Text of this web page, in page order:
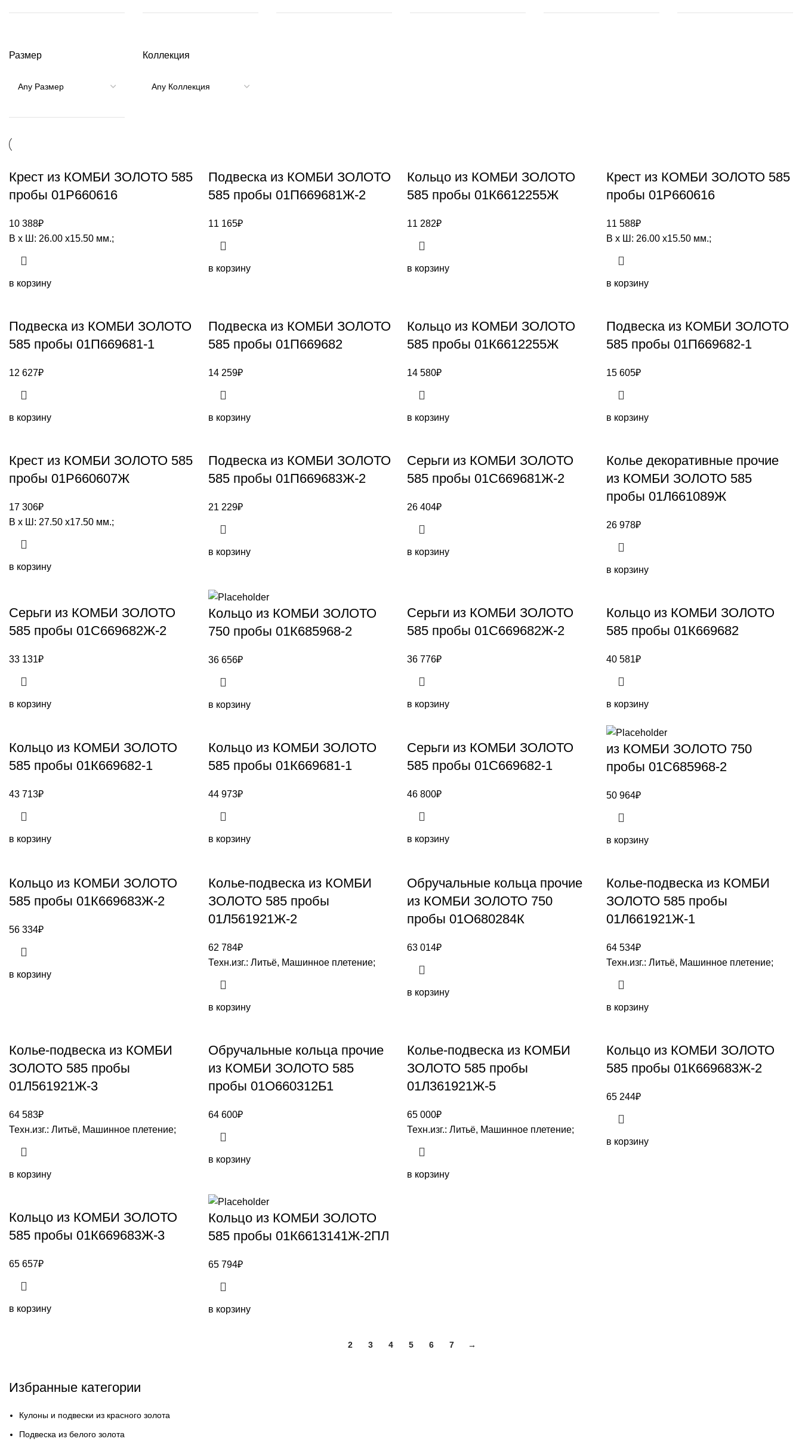
Размер Коллекция
Крест из КОМБИ ЗОЛОТО 585
пробы 01Р660616
10 388₽
В х Ш: 26.00 х15.50 мм.;
в корзину
Подвеска из КОМБИ ЗОЛОТО
585 пробы 01П669681Ж-2
11 165₽
в корзину
Кольцо из КОМБИ ЗОЛОТО
585 пробы 01К6612255Ж
11 282₽
в корзину
Крест из КОМБИ ЗОЛОТО 585
пробы 01Р660616
11 588₽
В х Ш: 26.00 х15.50 мм.;
в корзину
Подвеска из КОМБИ ЗОЛОТО
585 пробы 01П669681-1
12 627₽
в корзину
Подвеска из КОМБИ ЗОЛОТО
585 пробы 01П669682
14 259₽
в корзину
Кольцо из КОМБИ ЗОЛОТО
585 пробы 01К6612255Ж
14 580₽
в корзину
Подвеска из КОМБИ ЗОЛОТО
585 пробы 01П669682-1
15 605₽
в корзину
Крест из КОМБИ ЗОЛОТО 585
пробы 01Р660607Ж
17 306₽
В х Ш: 27.50 х17.50 мм.;
в корзину
Подвеска из КОМБИ ЗОЛОТО
585 пробы 01П669683Ж-2
21 229₽
в корзину
Серьги из КОМБИ ЗОЛОТО
585 пробы 01С669681Ж-2
26 404₽
в корзину
Колье декоративные прочие
из КОМБИ ЗОЛОТО 585
пробы 01Л661089Ж
26 978₽
в корзину
Серьги из КОМБИ ЗОЛОТО
585 пробы 01С669682Ж-2
33 131₽
в корзину
Кольцо из КОМБИ ЗОЛОТО
750 пробы 01К685968-2
36 656₽
в корзину
Серьги из КОМБИ ЗОЛОТО
585 пробы 01С669682Ж-2
36 776₽
в корзину
Кольцо из КОМБИ ЗОЛОТО
585 пробы 01К669682
40 581₽
в корзину
Кольцо из КОМБИ ЗОЛОТО
585 пробы 01К669682-1
43 713₽
в корзину
Кольцо из КОМБИ ЗОЛОТО
585 пробы 01К669681-1
44 973₽
в корзину
Серьги из КОМБИ ЗОЛОТО
585 пробы 01С669682-1
46 800₽
в корзину
из КОМБИ ЗОЛОТО 750
пробы 01С685968-2
50 964₽
в корзину
Кольцо из КОМБИ ЗОЛОТО
585 пробы 01К669683Ж-2
56 334₽
в корзину
Колье-подвеска из КОМБИ
ЗОЛОТО 585 пробы
01Л561921Ж-2
62 784₽
Техн.изг.: Литьё, Машинное плетение;
в корзину
Обручальные кольца прочие
из КОМБИ ЗОЛОТО 750
пробы 01О680284К
63 014₽
в корзину
Колье-подвеска из КОМБИ
ЗОЛОТО 585 пробы
01Л661921Ж-1
64 534₽
Техн.изг.: Литьё, Машинное плетение;
в корзину
Колье-подвеска из КОМБИ
ЗОЛОТО 585 пробы
01Л561921Ж-3
64 583₽
Техн.изг.: Литьё, Машинное плетение;
в корзину
Обручальные кольца прочие
из КОМБИ ЗОЛОТО 585
пробы 01О660312Б1
64 600₽
в корзину
Колье-подвеска из КОМБИ
ЗОЛОТО 585 пробы
01Л361921Ж-5
65 000₽
Техн.изг.: Литьё, Машинное плетение;
в корзину
Кольцо из КОМБИ ЗОЛОТО
585 пробы 01К669683Ж-2
65 244₽
в корзину
Кольцо из КОМБИ ЗОЛОТО
585 пробы 01К669683Ж-3
65 657₽
в корзину
Кольцо из КОМБИ ЗОЛОТО
585 пробы 01К6613141Ж-2ПЛ
65 794₽
в корзину
2 3 4 5 6 7 →
Избранные категории
Кулоны и подвески из красного золота
Подвеска из белого золота